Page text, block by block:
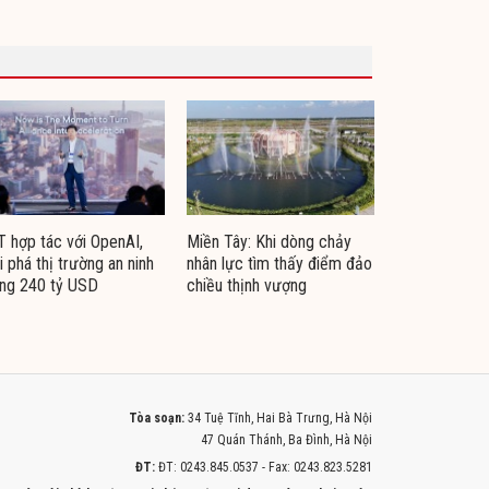
hợp tác với OpenAI,
phá thị trường an ninh
240 tỷ USD
Miền Tây: Khi dòng chảy
nhân lực tìm thấy điểm đảo
chiều thịnh vượng
Tòa soạn: 34 Tuệ Tĩnh, Hai Bà Trưng, Hà Nội
47 Quán Thánh, Ba Đình, Hà Nội
ĐT: ĐT: 0243.845.0537 - Fax: 0243.823.5281